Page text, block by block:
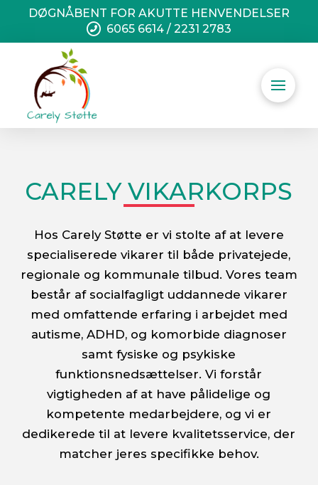
DØGNÅBENT FOR AKUTTE HENVENDELSER
6065 6614 / 2231 2783
CARELY VIKARKORPS
Hos Carely Støtte er vi stolte af at levere
specialiserede vikarer til både privatejede,
regionale og kommunale tilbud. Vores team
består af socialfagligt uddannede vikarer
med omfattende erfaring i arbejdet med
autisme, ADHD, og komorbide diagnoser
samt fysiske og psykiske
funktionsnedsættelser. Vi forstår
vigtigheden af at have pålidelige og
kompetente medarbejdere, og vi er
dedikerede til at levere kvalitetsservice, der
matcher jeres specifikke behov.